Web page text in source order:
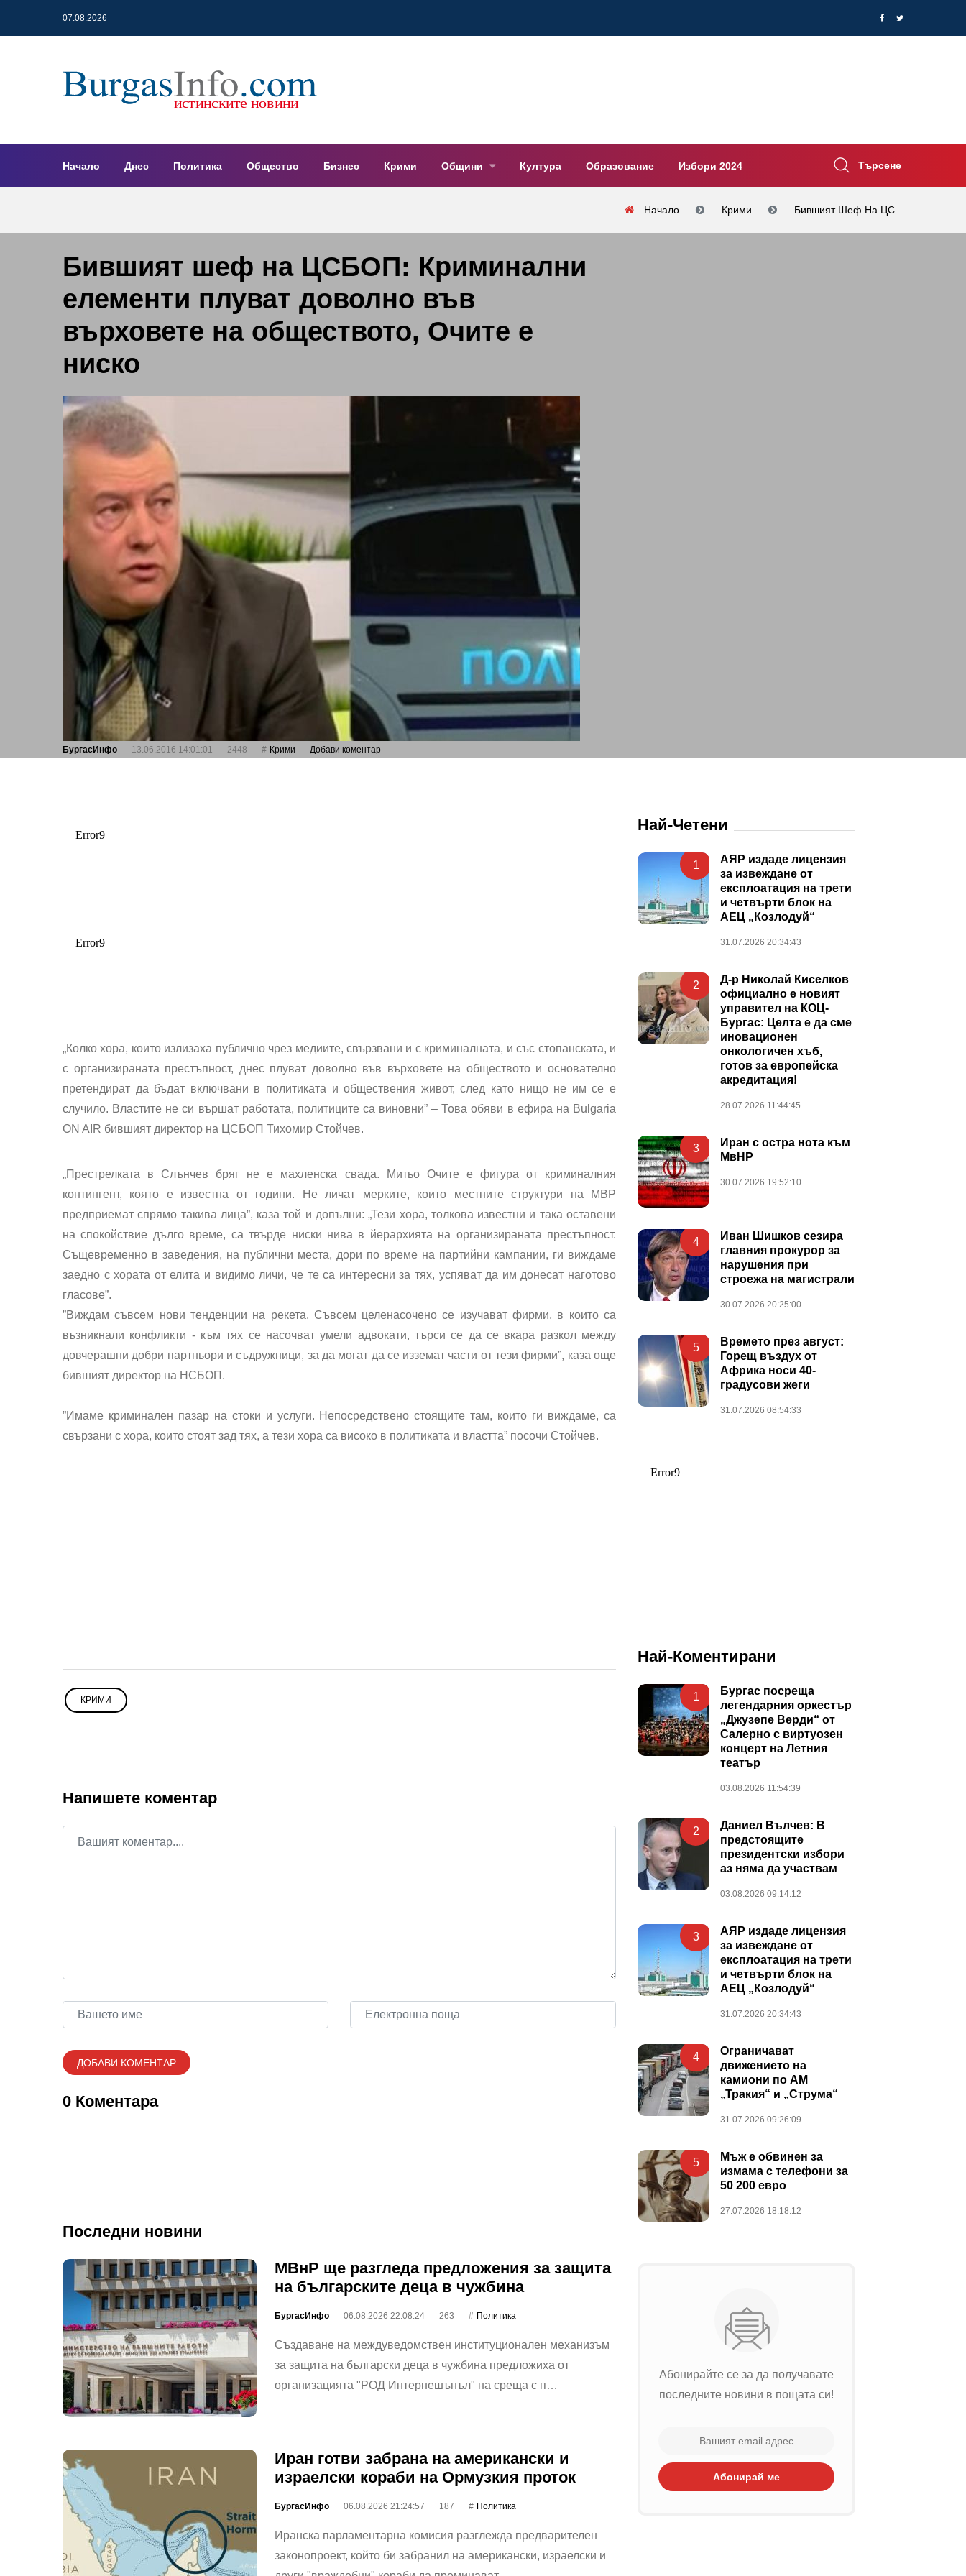
07.08.2026
Начало Днес Политика Общество Бизнес Крими Общини Култура Образование Избори 2024 Търсене
Начало Крими Бившият Шеф На ЦС...
Бившият шеф на ЦСБОП: Криминални
елементи плуват доволно във
върховете на обществото, Очите е
ниско
БургасИнфо 13.06.2016 14:01:01 2448 Крими Добави коментар
„Колко хора, които излизаха публично чрез медиите, свързвани и с криминалната, и със стопанската, и
с организираната престъпност, днес плуват доволно във върховете на обществото и основателно
претендират да бъдат включвани в политиката и обществения живот, след като нищо не им се е
случило. Властите не си вършат работата, политиците са виновни” – Това обяви в ефира на Bulgaria
ON AIR бившият директор на ЦСБОП Тихомир Стойчев.
„Престрелката в Слънчев бряг не е махленска свада. Митьо Очите е фигура от криминалния
контингент, която е известна от години. Не личат мерките, които местните структури на МВР
предприемат спрямо такива лица”, каза той и допълни: „Тези хора, толкова известни и така оставени
на спокойствие дълго време, са твърде ниски нива в йерархията на организираната престъпност.
Същевременно в заведения, на публични места, дори по време на партийни кампании, ги виждаме
заедно с хората от елита и видимо личи, че те са интересни за тях, успяват да им донесат наготово
гласове”.
”Виждам съвсем нови тенденции на рекета. Съвсем целенасочено се изучават фирми, в които са
възникнали конфликти - към тях се насочват умели адвокати, търси се да се вкара разкол между
довчерашни добри партньори и съдружници, за да могат да се изземат части от тези фирми”, каза още
бившият директор на НСБОП.
”Имаме криминален пазар на стоки и услуги. Непосредствено стоящите там, които ги виждаме, са
свързани с хора, които стоят зад тях, а тези хора са високо в политиката и властта” посочи Стойчев.
КРИМИ
Напишете коментар
0 Коментара
Последни новини
МВнР ще разгледа предложения за защита
на българските деца в чужбина
БургасИнфо 06.08.2026 22:08:24 263 Политика
Създаване на междуведомствен институционален механизъм
за защита на български деца в чужбина предложиха от
организацията "РОД Интернешънъл" на среща с п…
Иран готви забрана на американски и
израелски кораби на Ормузкия проток
БургасИнфо 06.08.2026 21:24:57 187 Политика
Иранска парламентарна комисия разглежда предварителен
законопроект, който би забранил на американски, израелски и
Най-Четени
1
АЯР издаде лицензия
за извеждане от
експлоатация на трети
и четвърти блок на
АЕЦ „Козлодуй“
31.07.2026 20:34:43
2
Д-р Николай Киселков
официално е новият
управител на КОЦ-
Бургас: Целта е да сме
иновационен
онкологичен хъб,
готов за европейска
акредитация!
28.07.2026 11:44:45
3
Иран с остра нота към
МвНР
30.07.2026 19:52:10
4
Иван Шишков сезира
главния прокурор за
нарушения при
строежа на магистрали
30.07.2026 20:25:00
5
Времето през август:
Горещ въздух от
Африка носи 40-
градусови жеги
31.07.2026 08:54:33
Най-Коментирани
1
Бургас посреща
легендарния оркестър
„Джузепе Верди“ от
Салерно с виртуозен
концерт на Летния
театър
03.08.2026 11:54:39
2
Даниел Вълчев: В
предстоящите
президентски избори
аз няма да участвам
03.08.2026 09:14:12
3
АЯР издаде лицензия
за извеждане от
експлоатация на трети
и четвърти блок на
АЕЦ „Козлодуй“
31.07.2026 20:34:43
4
Ограничават
движението на
камиони по АМ
„Тракия“ и „Струма“
31.07.2026 09:26:09
5
Мъж е обвинен за
измама с телефони за
50 200 евро
27.07.2026 18:18:12
Абонирайте се за да получавате
последните новини в пощата си!
Абонирай ме